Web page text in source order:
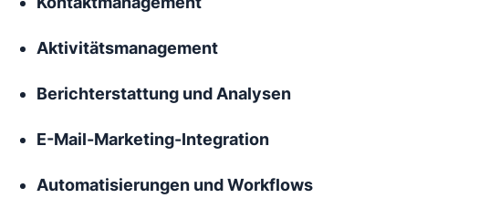
Aktivitätsmanagement
Berichterstattung und Analysen
E-Mail-Marketing-Integration
Automatisierungen und Workflows